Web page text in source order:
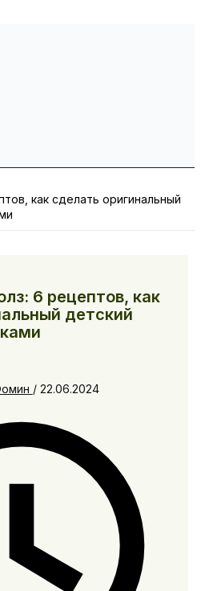
как сделать оригинальный
6 рецептов, как
детский
/ 22.06.2024